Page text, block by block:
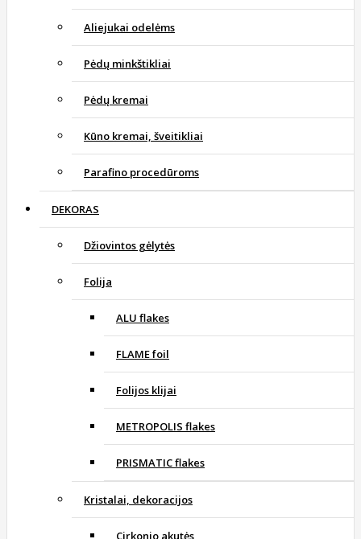
Aliejukai odelėms
Pėdų minkštikliai
Pėdų kremai
Kūno kremai, šveitikliai
Parafino procedūroms
DEKORAS
Džiovintos gėlytės
Folija
ALU flakes
FLAME foil
Folijos klijai
METROPOLIS flakes
PRISMATIC flakes
Kristalai, dekoracijos
Cirkonio akutės